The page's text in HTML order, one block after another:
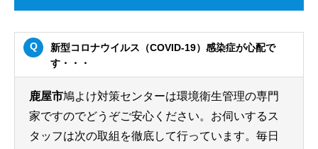
新型コロナウイルス（COVID-19）感染症が心配で
す・・・
鹿屋市鳩よけ対策センターは環境衛生管理の専門
家ですのでどうぞご安心ください。お伺いするス
タッフは次の取組を徹底して行っています。毎日